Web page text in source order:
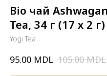
Bio чай
Tea, 34 г (17 х 2 г)
Yogi Tea
95.00 MDL 105.00 MDL